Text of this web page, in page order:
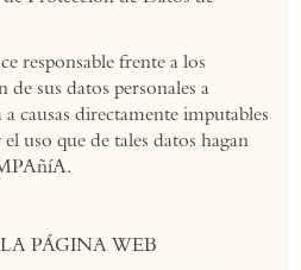
responsable frente a los
sus datos personales a
causas directamente imputables
uso que de tales datos hagan
PÁGINA WEB